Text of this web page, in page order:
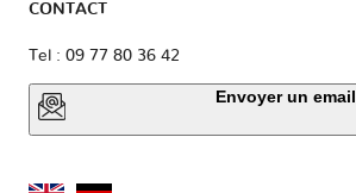
CONTACT
Tel : 09 77 80 36 42
Envoyer un email